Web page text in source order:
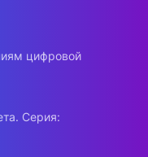
цифровой
Серия: